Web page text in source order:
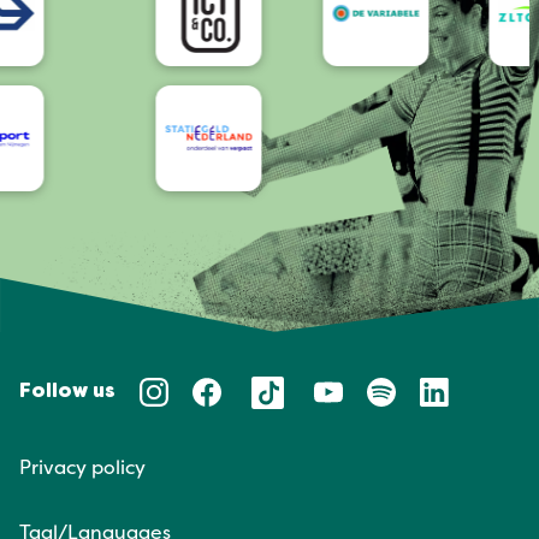
Follow us
Privacy policy
Taal/Languages